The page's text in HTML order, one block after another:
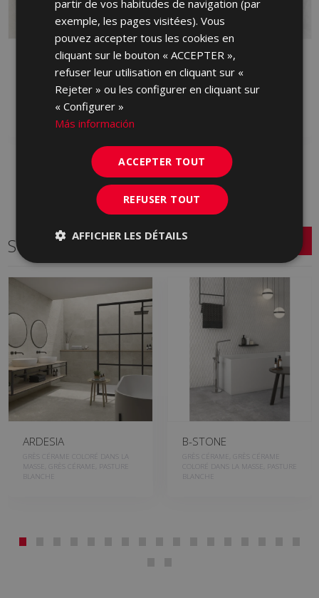
BYBLOS ARENA
LAPPATO 90 X 90
HVM230 | 90x90
Ajouter aux favoris
BYBLOS CENIZA 90 X
90
HXP713 | 90x90
Série connexe
ARDESIA
GRÈS CÉRAME COLORÉ DANS LA
MASSE, GRÈS CÉRAME, PASTURE
BLANCHE
B-STONE
GRÈS CÉRAME, GRÈS CÉRAME
COLORÉ DANS LA MASSE, PASTURE
BLANCHE
partir de vos habitudes de navigation (par
exemple, les pages visitées). Vous
pouvez accepter tous les cookies en
cliquant sur le bouton « ACCEPTER »,
refuser leur utilisation en cliquant sur «
Rejeter » ou les configurer en cliquant sur
« Configurer »
Más información
ACCEPTER TOUT
REFUSER TOUT
AFFICHER LES DÉTAILS